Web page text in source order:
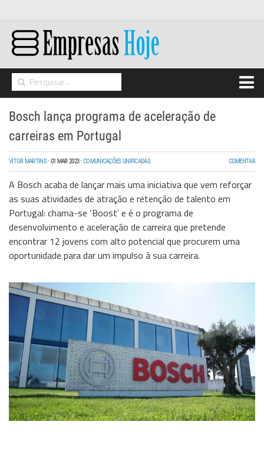
Home
Networking
Segurança
High Tech
Hosting/Cloud
I&D
Opinião
Storage
Wireless
Informação
Bosch lança programa de aceleração de
carreiras em Portugal
VITOR MARTINS· 01 MAR 2023·COMUNICAÇÕES UNIFICADAS COMENTAR
A Bosch acaba de lançar mais uma iniciativa que vem reforçar
as suas atividades de atração e retenção de talento em
Portugal: chama-se ‘Boost’ e é o programa de
desenvolvimento e aceleração de carreira que pretende
encontrar 12 jovens com alto potencial que procurem uma
oportunidade para dar um impulso à sua carreira.